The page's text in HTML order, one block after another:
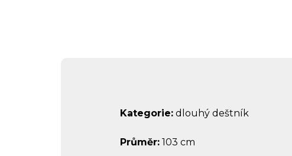
Kategorie: dlouhý deštník
Průměr: 103 cm